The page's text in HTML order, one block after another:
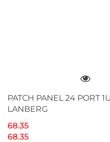
PATCH PANEL 24 PORT
LANBERG
68.35
68.35